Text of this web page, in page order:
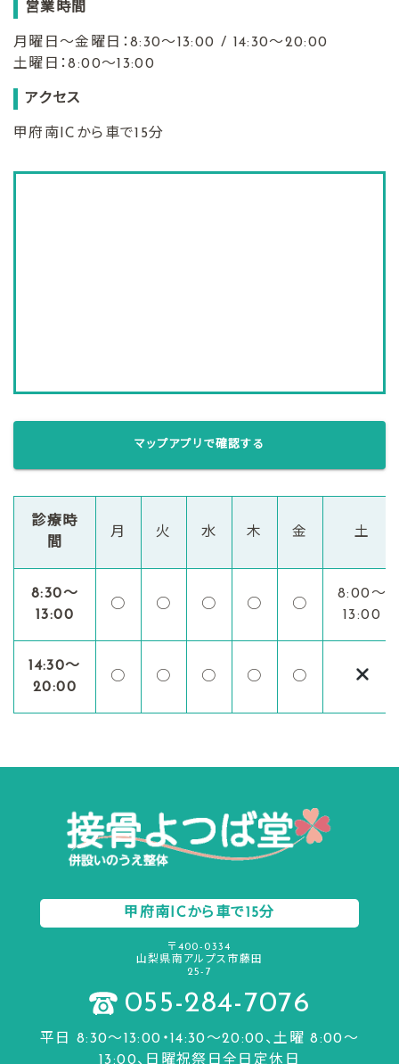
営業時間
月曜日〜金曜日：8:30〜13:00 / 14:30〜20:00
土曜日：8:00〜13:00
アクセス
甲府南ICから車で15分
マップアプリで確認する
診療時
間
月 火 水 木 金 土
8:30〜
13:00
○ ○ ○ ○ ○
8:00〜
13:00
14:30〜
20:00
○ ○ ○ ○ ○
甲府南ICから車で15分
〒400-0334
山梨県南アルプス市藤田
25-7
055-284-7076
平日 8:30〜13:00・14:30～20:00、土曜 8:00～
13:00、日曜祝祭日全日定休日